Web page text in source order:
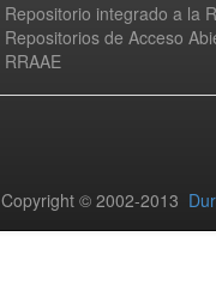
Repositorio integrado a la
Repositorios de Acceso
RRAAE
Copyright © 2002-2013